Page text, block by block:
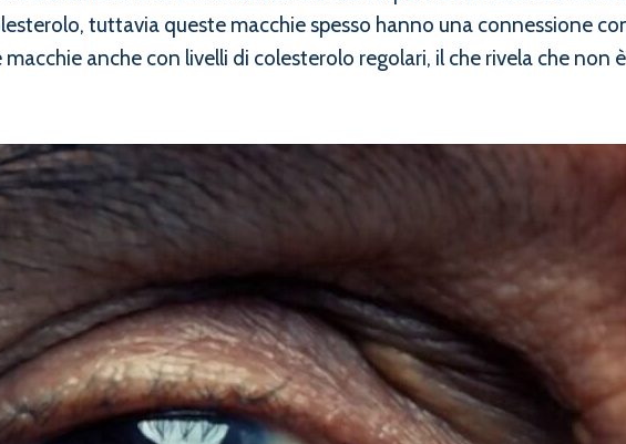
tuttavia queste macchie spesso hanno una connessione
anche con livelli di colesterolo regolari, il che rivela che non